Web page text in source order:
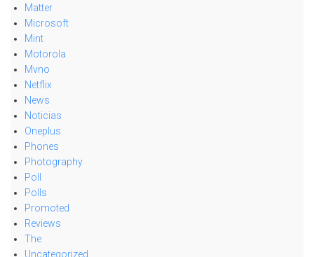
Matter
Microsoft
Mint
Motorola
Mvno
Netflix
News
Noticias
Oneplus
Phones
Photography
Poll
Polls
Promoted
Reviews
The
Uncategorized